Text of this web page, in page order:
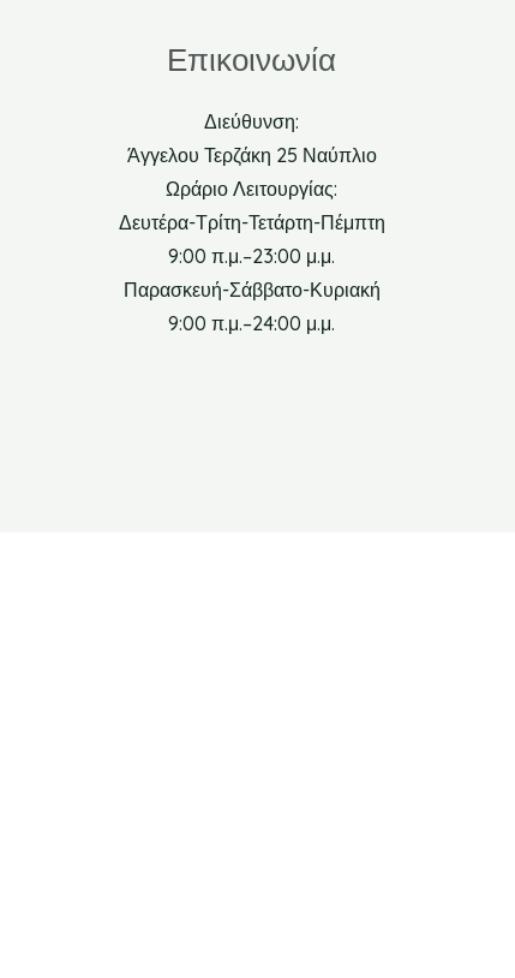
Επικοινωνία
Διεύθυνση:
Άγγελου Τερζάκη 25 Ναύπλιο
Ωράριο Λειτουργίας:
Δευτέρα-Τρίτη-Τετάρτη-Πέμπτη
9:00 π.μ.–23:00 μ.μ.
Παρασκευή-Σάββατο-Κυριακή
9:00 π.μ.–24:00 μ.μ.